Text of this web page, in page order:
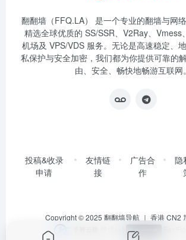
翻翻墙（FFQ.LA） 是一个专业的翻墙与网
精选全球优质的 SS/SSR、V2Ray、Vmess
机场及 VPS/VDS 服务。无论是高速稳定、
私保护与安全加密，我们都为你提供可靠的
由、安全、畅快地畅游互联网。
投稿&收录
申请
友情链
接
广告合
作
隐
Copyright © 2025 翻翻墙导航 ｜ 香港 CN2